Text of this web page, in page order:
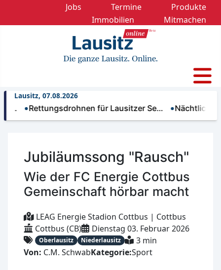
Jobs Termine
Produkte
Immobilien
Mitmachen
Lausitz, 07.08.2026
Rettungsdrohnen für Lausitzer Se… Nächtliche
Jubiläumssong "Rausch"
Wie der FC Energie Cottbus
Gemeinschaft hörbar macht
LEAG Energie Stadion Cottbus | Cottbus
Cottbus (CB)
Dienstag 03. Februar 2026
Oberlausitz Niederlausitz
3 min
Von: C.M. SchwabKategorie:Sport